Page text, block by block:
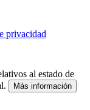
privacidad
al estado de
Más información